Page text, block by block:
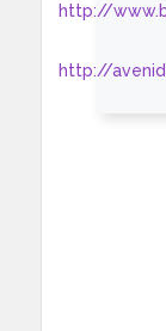
http://
http://